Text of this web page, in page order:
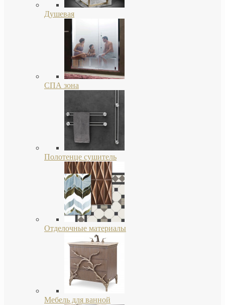
Душевая
СПА зона
Полотенце сушитель
Отделочные материалы
Мебель для ванной